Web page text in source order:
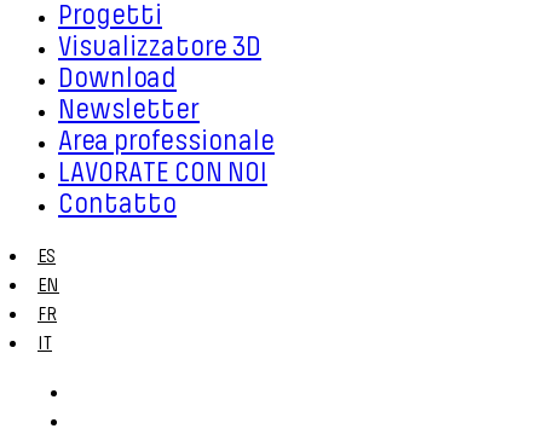
Progetti
Visualizzatore 3D
Download
Newsletter
Area professionale
LAVORATE CON NOI
Contatto
ES
EN
FR
IT